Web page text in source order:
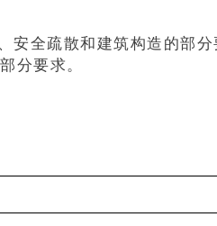
安全疏散和建筑构造的部
分要求。